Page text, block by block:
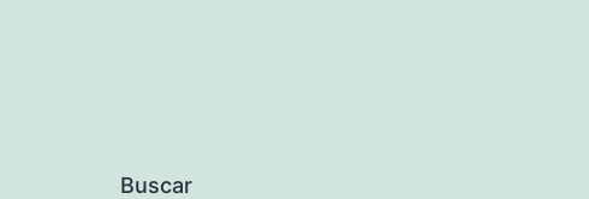
Buscar